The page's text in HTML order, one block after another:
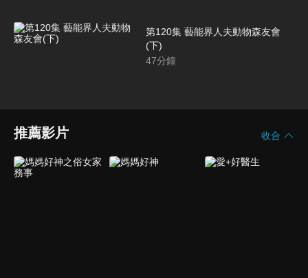
第120集 藝能界人夫動物森友會
(下)
47分鐘
推薦影片 收合